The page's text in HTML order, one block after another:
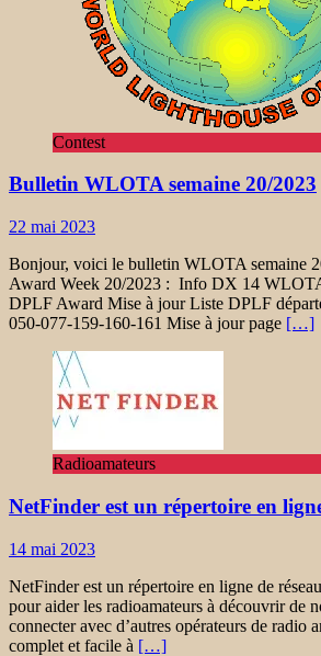
Contest
Bulletin WLOTA semaine 20/2023
22 mai 2023
Bonjour, voici le bulletin WLOTA semaine
Award Week 20/2023 : Info DX 14
DPLF Award Mise à jour Liste DPLF
050-077-159-160-161 Mise à jour page […]
Radioamateurs
NetFinder est un répertoire en
14 mai 2023
NetFinder est un répertoire en ligne de
pour aider les radioamateurs à découvrir de
connecter avec d’autres opérateurs de radio
complet et facile à […]